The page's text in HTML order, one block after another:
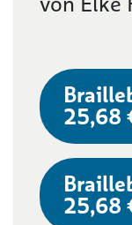
25,68
25,68